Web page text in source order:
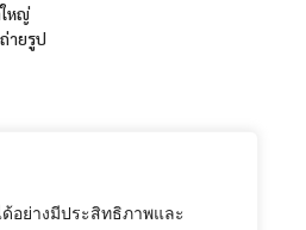
อย่างมีประสิทธิภาพและ
หญ่
ายรูป